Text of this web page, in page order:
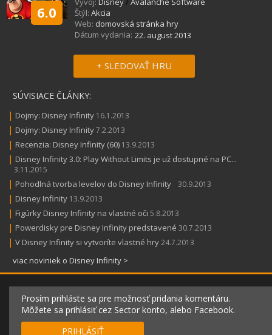
6.0
Štýl: Akcia
Web: domovská stránka hry
Dátum vydania: 22. august 2013
+ SLEDOVAŤ HRU
SÚVISIACE ČLÁNKY:
| Dojmy: Disney Infinity 16.1.2013
| Dojmy: Disney Infinity7.2.2013
| Recenzia: Disney Infinity (60) 13.9.2013
| Disney Infinity 3.0: Play Without Limits je už dostupné na PC...
3.11.2015
| Pohodlná tvorba levelov do Disney Infinity 30.9.2013
| Disney Infinity 13.9.2013
| Figúrky Disney Infinity na vlastné oči 5.8.2013
| Powerdisky pre Disney Infinity predstavené 30.7.2013
| V Disney Infinity si vytvoríte vlastné hry24.7.2013
viac noviniek o Disney Infinity >
Prosím prihláste sa pre možnosť pridania komentáru.
Môžete sa prihlásiť cez Sector konto, alebo Facebook.
PRIHLÁSIŤ